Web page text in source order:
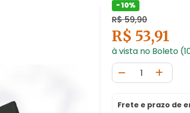
- 10%
R$ 59,90
R$ 53,91
à vista no Boleto
Frete e prazo de